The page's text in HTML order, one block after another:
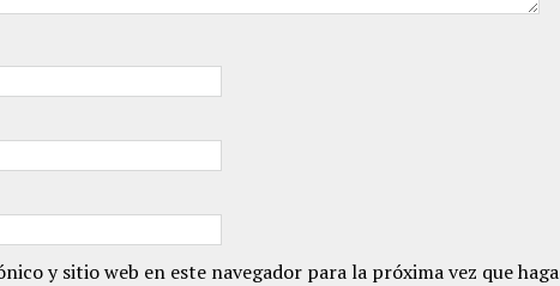
y sitio web en este navegador para la próxima vez que haga